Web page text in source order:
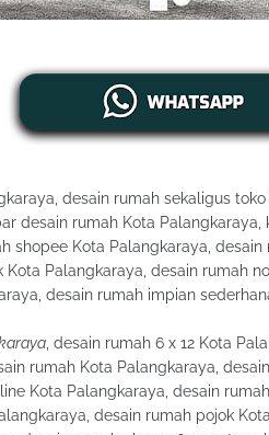
desain rumah sekaligus
desain rumah Kota Palangkaraya,
shopee Kota Palangkaraya,
Palangkaraya, desain rumah
desain rumah impian
, desain rumah 6 x 12 Kota
rumah Kota Palangkaraya,
Kota Palangkaraya, desain
desain rumah pojok